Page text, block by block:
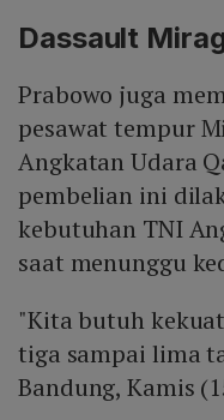
Dassault
Prabowo juga
pesawat tempur
Angkatan Udara
pembelian ini
kebutuhan TNI
saat menunggu
"Kita butuh
tiga sampai lima
Bandung, Kamis